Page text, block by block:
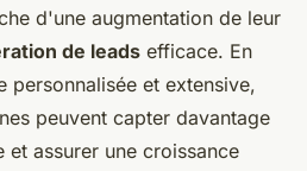
d'une augmentation de leur
de leads efficace. En
personnalisée et extensive,
peuvent capter davantage
assurer une croissance